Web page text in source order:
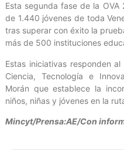
Esta segunda fase de la
de 1.440 jóvenes de toda
tras superar con éxito la
más de 500 instituciones
Estas iniciativas responden
Ciencia, Tecnología e
Morán que establece la
niños, niñas y jóvenes en la
Mincyt/Prensa:AE/Con